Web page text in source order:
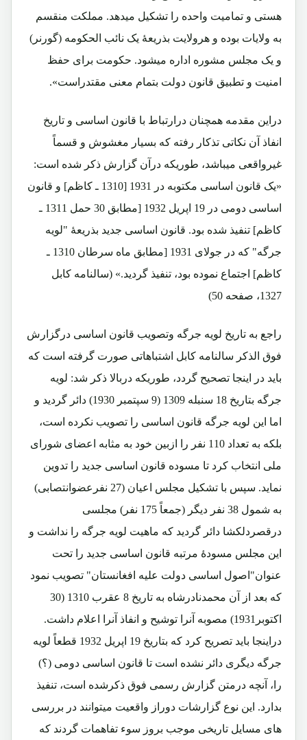
هستی و تمامیت واحده را تشکیل میدهد. مملکت منقسم
به ولایات بوده و هرولایت بذریعۀ یک نائب الحکومه (گورنر)
و یک مجلس مشوره اداره میشود. حکومت برای حفظ
امنیت و تطبیق قانون دولت بتمام معنی مقتدراست».
دراین مقدمه همچنان درارتباط با قانون اساسی و تاریخ
انفاذ آن نکاتی تذکار رفته که بسیار مغشوش و قسماً
غیرواقعی میباشد، طوریکه درآن گزارش ذکر شده است:
«یک قانون اساسی مکتوبه در 1931 [1310 ـ کاظم] و قانون
اساسی دومی در 19 اپریل 1932 [مطابق 30 حمل 1311 ـ
کاظم] تنفیذ شده بود. قانون اساسی جدید بذریعۀ "لویه
جرگه" که در جولای 1931 [مطابق ماه سرطان 1310 ـ
کاظم] اجتماع نموده بود، تنفیذ گردید.» (سالنامه کابل
1327، صفحه 50)
راجع به تاریخ لویه جرگه وتصویب قانون اساسی درگزارش
فوق الذکر سالنامه کابل اشتباهاتی صورت گرفته است که
باید در اینجا تصحیح گردد، طوریکه دربالا ذکر شد: لویه
جرگه بتاریخ 18 سنبله 1309 (9 سپتمبر 1930) دائر گردید و
اما این لویه جرگه قانون اساسی را تصویب نکرده است،
بلکه به تعداد 110 نفر را ازبین خود به مثابه اعضای شورای
ملی انتخاب کرد تا مسوده قانون اساسی جدید را تدوین
نماید. سپس با تشکیل مجلس اعیان (27 نفرعضوانتصابی)
به شمول 38 نفر دیگر (جمعاً 175 نفر) مجلسی
درقصردلکشا دائر گردید که ماهیت لویه جرگه را نداشت و
این مجلس مسودۀ مرتبه قانون اساسی جدید را تحت
عنوان"اصول اساسی دولت علیه افغانستان" تصویب نمود
که بعد از آن محمدنادرشاه به تاریخ 8 عقرب 1310 (30
اکتوبر1931) مصوبه آنرا توشیح و انفاذ آنرا اعلام داشت.
دراینجا باید تصریح کرد که بتاریخ 19 اپریل 1932 قطعاً لویه
جرگه دیگری دائر نشده است تا قانون اساسی دومی (؟)
را، آنچه درمتن گزارش رسمی فوق ذکرشده است، تنفیذ
بدارد. این نوع گزارشات دوراز واقعیت میتوانند در بررسی
های مسایل تاریخی موجب بروز سوء تفاهمات گردند که